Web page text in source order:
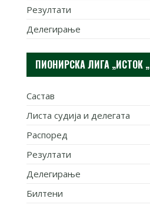
Резултати
Делегирање
ПИОНИРСКА ЛИГА „ИСТОК „
Састав
Листа судија и делегата
Распоред
Резултати
Делегирање
Билтени